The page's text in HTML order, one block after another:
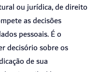
ou jurídica, de direito
as decisões
pessoais. É o
decisório sobre os
de sua